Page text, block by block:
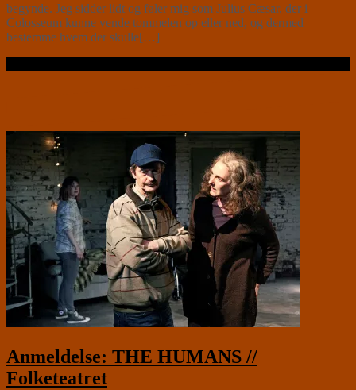
begynde. Jeg sidder lidt og føler mig som Julius Cæsar, der i
Colosseum kunne vende tommelen op eller ned, og dermed
bestemme hvem der skulle[…]
Anmeldelse: THE HUMANS //
Folketeatret